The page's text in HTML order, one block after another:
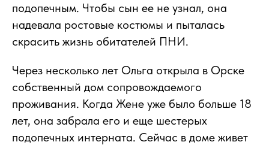
подопечным. Чтобы сын ее не узнал, она
надевала ростовые костюмы и пыталась
скрасить жизнь обитателей ПНИ.
Через несколько лет Ольга открыла в Орске
собственный дом сопровождаемого
проживания. Когда Жене уже было больше 18
лет, она забрала его и еще шестерых
подопечных интерната. Сейчас в доме живет